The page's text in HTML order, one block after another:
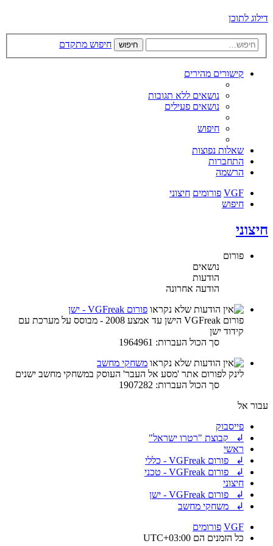
דילוג לתוכן
חיפוש חיפוש מתקדם
קישורים מהירים
נושאים ללא תגובות
נושאים פעילים
חיפוש
שאלות נפוצות
התחברות
הרשמה
VGF פורומים חיצוני
חיפוש
חיצוני
פורום
נושאים
הודעות
הודעה אחרונה
פורום VGFreak - ישן
פורום VGFreak הישן עד אמצע 2008 - מבוסס על מערכת עם
קידוד ישן
סך הכול העברות: 1964961
משחקי מחשב
לינק לפורום אתר 'מסע אל העבר' העוסק במשחקי מחשב ישנים
סך הכול העברות: 1907282
עבור אל
פייסבוק
↲ קבוצת "רטרו ישראל"
ראשי
↲ פורום VGFreak - כללי
↲ פורום VGFreak - טכני
חיצוני
↲ פורום VGFreak - ישן
↲ משחקי מחשב
VGF פורומים
כל הזמנים הם UTC+03:00